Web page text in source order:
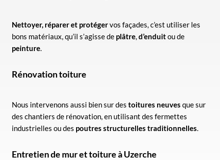
Nettoyer, réparer et protégervos façades, c’est utiliser les
bons matériaux, qu’il s’agisse de plâtre,d’enduitou de
peinture.
Rénovation toiture
Nous intervenons aussi bien sur des toitures neuves que sur
des chantiers de rénovation, en utilisant des fermettes
industrielles ou des poutres structurelles traditionnelles.
Entretien de mur et toiture à Uzerche